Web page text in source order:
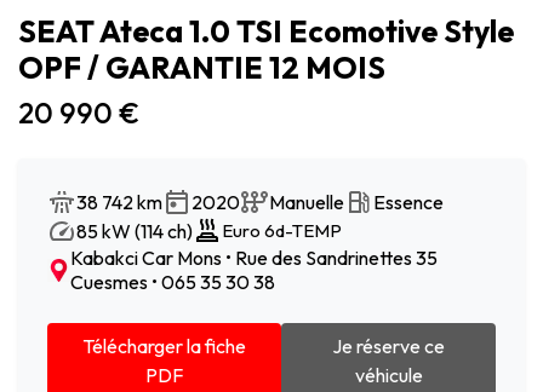
SEAT Ateca 1.0 TSI Ecomotive Style
OPF / GARANTIE 12 MOIS
20 990 €
38 742 km 2020 Manuelle
Essence
85 kW (114 ch)
Euro 6d-TEMP
Kabakci Car Mons • Rue des Sandrinettes 35
Cuesmes • 065 35 30 38
Télécharger la fiche
PDF
Je réserve ce
véhicule